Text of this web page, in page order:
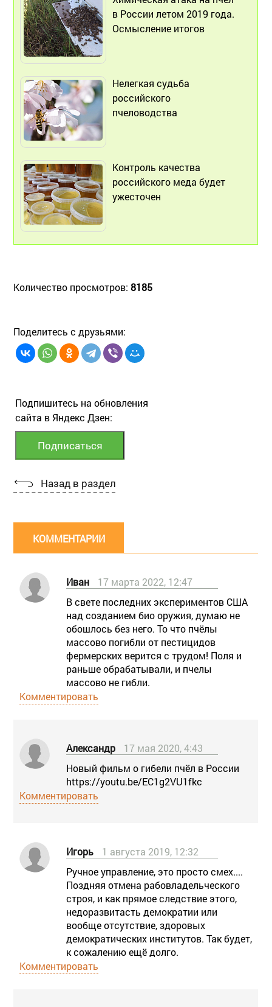
в России летом 2019 года.
Осмысление итогов
Нелегкая судьба
российского
пчеловодства
Контроль качества
российского меда будет
ужесточен
Количество просмотров: 8185
Поделитесь с друзьями:
Подпишитесь на обновления
сайта в Яндекс Дзен:
Назад в раздел
КОММЕНТАРИИ
Иван
17 марта 2022, 12:47
В свете последних экспериментов США
над созданием био оружия, думаю не
обошлось без него. То что пчёлы
массово погибли от пестицидов
фермерских верится с трудом! Поля и
раньше обрабатывали, и пчелы
массово не гибли.
Комментировать
Александр
17 мая 2020, 4:43
Новый фильм о гибели пчёл в России
https://youtu.be/EC1g2VU1fkc
Комментировать
Игорь
1 августа 2019, 12:32
Ручное управление, это просто смех....
Поздняя отмена рабовладельческого
строя, и как прямое следствие этого,
недоразвитасть демократии или
вообще отсутствие, здоровых
демократических институтов. Так будет,
к сожалению ещё долго.
Комментировать